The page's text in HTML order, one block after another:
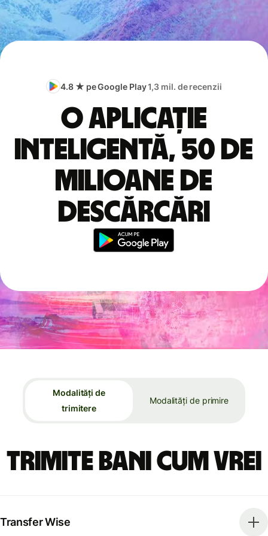
4.8 ★ pe Google Play1,3 mil. de recenzii
O aplicație
inteligentă, 50 de
milioane de
descărcări
Modalități de
trimitere
Modalități de primire
Trimite bani cum vrei
Transfer Wise